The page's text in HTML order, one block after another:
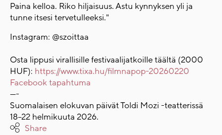
Paina kelloa. Riko hiljaisuus. Astu kynnyksen yli ja
tunne itsesi tervetulleeksi."
Instagram: @szoittaa
Osta lippusi virallisille festivaalijatkoille täältä (2000
HUF): https://www.tixa.hu/filmnapop-20260220
Facebook tapahtuma
----
Suomalaisen elokuvan päivät Toldi Mozi -teatterissä
18–22 helmikuuta 2026.
Share